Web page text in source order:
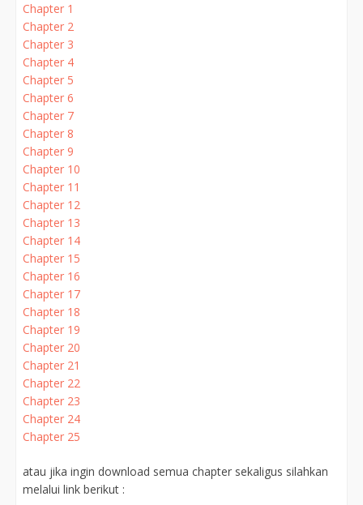
Chapter 1
Chapter 2
Chapter 3
Chapter 4
Chapter 5
Chapter 6
Chapter 7
Chapter 8
Chapter 9
Chapter 10
Chapter 11
Chapter 12
Chapter 13
Chapter 14
Chapter 15
Chapter 16
Chapter 17
Chapter 18
Chapter 19
Chapter 20
Chapter 21
Chapter 22
Chapter 23
Chapter 24
Chapter 25
atau jika ingin download semua chapter sekaligus silahkan
melalui link berikut :